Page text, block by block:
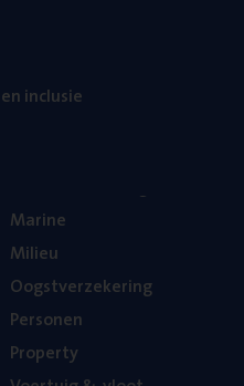
inclusie
Mari­ne
Mili­eu
Oogst­ver­ze­ke­ring
Per­so­nen
Pro­per­ty